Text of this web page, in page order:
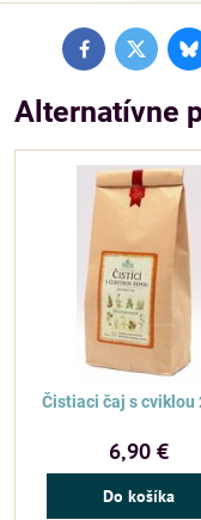
FacebookTwitter
Alternatívne
Čistiaci čaj s cviklou
6,90 €
Do košíka